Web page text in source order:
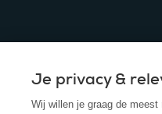
© 2025 - ROS Krediet
Je privacy &
Wij willen je graag de